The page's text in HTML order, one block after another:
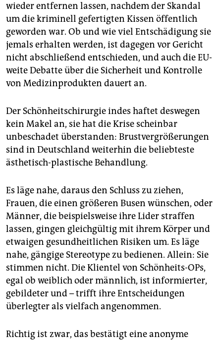
epaper login
wieder entfernen lassen, nachdem der Skandal
um die kriminell gefertigten Kissen öffentlich
geworden war. Ob und wie viel Entschädigung sie
jemals erhalten werden, ist dagegen vor Gericht
nicht abschließend entschieden, und auch die EU-
weite Debatte über die Sicherheit und Kontrolle
von Medizinprodukten dauert an.
Der Schönheitschirurgie indes haftet deswegen
kein Makel an, sie hat die Krise scheinbar
unbeschadet überstanden: Brustvergrößerungen
sind in Deutschland weiterhin die beliebteste
ästhetisch-plastische Behandlung.
Es läge nahe, daraus den Schluss zu ziehen,
Frauen, die einen größeren Busen wünschen, oder
Männer, die beispielsweise ihre Lider straffen
lassen, gingen gleichgültig mit ihrem Körper und
etwaigen gesundheitlichen Risiken um. Es läge
nahe, gängige Stereotype zu bedienen. Allein: Sie
stimmen nicht. Die Klientel von Schönheits-OPs,
egal ob weiblich oder männlich, ist informierter,
gebildeter und – trifft ihre Entscheidungen
überlegter als vielfach angenommen.
Richtig ist zwar, das bestätigt eine anonyme